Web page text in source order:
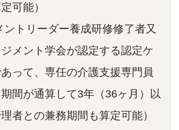
可能）
トリーダー養成研修修了者⼜
メント学会が認定する認定ケ
って、専任の介護⽀援専⾨員
間が通算して3年（36ヶ⽉）以
者との兼務期間も算定可能）